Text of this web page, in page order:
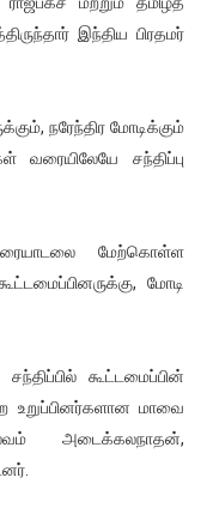
அழிப்பிற்கு
சபை கூட்டத்தில் இன்று
காலெக்ஷன் செய்த
இந்திய பிரதமர்
நரேந்திர மோடிக்கும்
வரையிலேயே சந்திப்பு
மேற்கொள்ள
மோடி
கூட்டமைப்பின்
உறுப்பினர்களான மாவை
அடைக்கலநாதன்,